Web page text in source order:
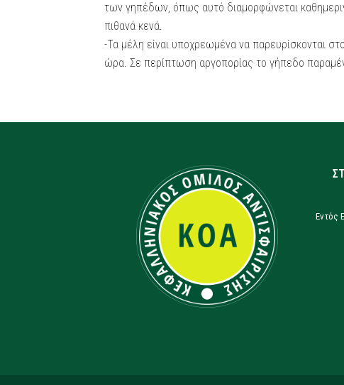
των γηπέδων, όπως αυτό διαμορφώνεται
πιθανά κενά.
-Τα μέλη είναι υποχρεωμένα να παρευρίσκονται
ώρα. Σε περίπτωση αργοπορίας το γήπεδο
Εντός